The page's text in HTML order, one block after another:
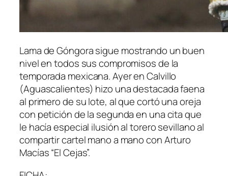
Lama de Góngora sigue mostrando un buen
nivel en todos sus compromisos de la
temporada mexicana. Ayer en Calvillo
(Aguascalientes) hizo una destacada faena
al primero de su lote, al que cortó una oreja
con petición de la segunda en una cita que
le hacía especial ilusión al torero sevillano al
compartir cartel mano a mano con Arturo
Macías “El Cejas”.